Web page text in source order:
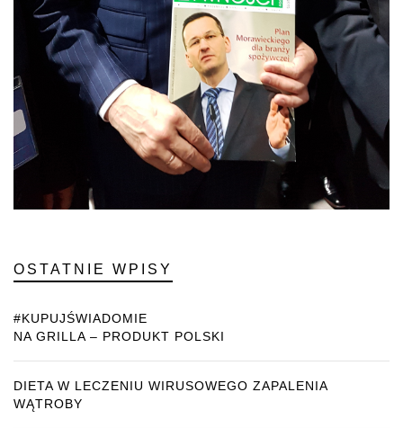
OSTATNIE WPISY
#KUPUJŚWIADOMIE
NA GRILLA – PRODUKT POLSKI
DIETA W LECZENIU WIRUSOWEGO ZAPALENIA
WĄTROBY